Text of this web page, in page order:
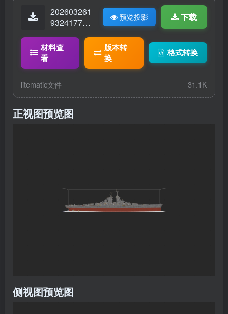
202603261
93241775-
tematic
预览投影 下载
材料查
看
版本转
换
格式转换
litematic文件 31.1K
正视图预览图
侧视图预览图